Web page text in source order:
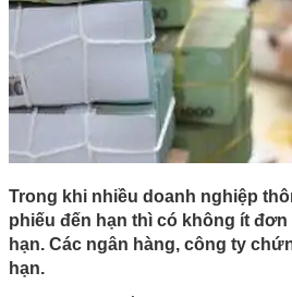
09:42
Động lực từ 1.000
09:40
Thừa điện sạch đủ
“xả bỏ", mở nhà
Trong khi nhiều doanh nghiệp
phiếu đến hạn thì có không ít
hạn. Các ngân hàng, công ty
hạn.